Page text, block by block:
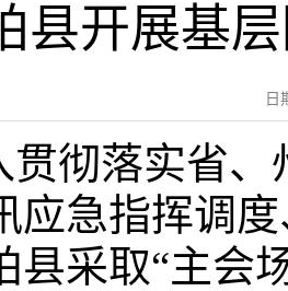
县开展基
日
贯彻落实省
应急指挥调
县采取“主会